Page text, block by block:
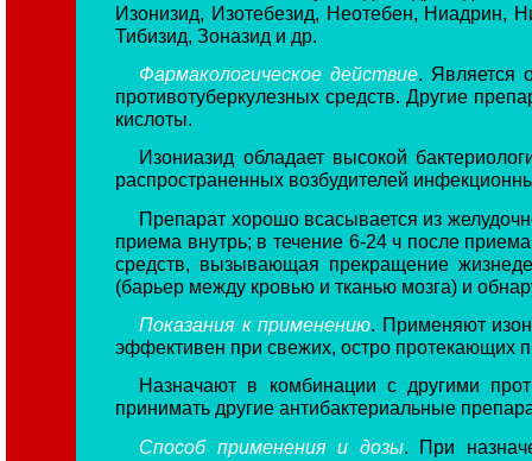
Изонизид, Изотебезид, Неотебен, Ниадрин,
Тибизид, Зоназид и др.
Фармакологическое действие. Является
противотуберкулезных средств. Другие
кислоты.
Изониазид обладает высокой
распространенных возбудителей
Препарат хорошо всасывается из
приема внутрь; в течение 6-24 ч после
средств, вызывающая прекращение
(барьер между кровью и тканью мозга) и
Показания к применению. Применяют
эффективен при свежих, остро протекающих
Назначают в комбинации с другими
принимать другие антибактериальные
Способ применения и дозы. При